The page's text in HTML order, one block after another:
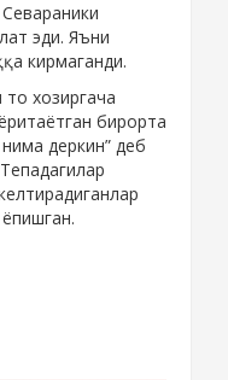
эди. Яъни
кирмаганди.
хозиргача
бирорта
деркин” деб